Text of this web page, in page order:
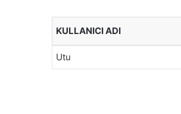
KULLANICI ADI
Utu